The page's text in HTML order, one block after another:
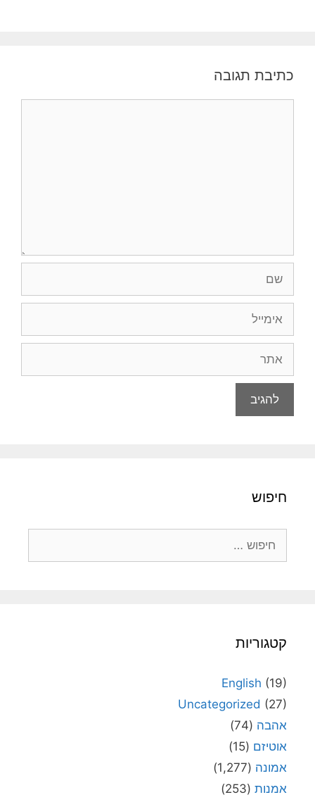
כתיבת תגובה
חיפוש
קטגוריות
English (19)
Uncategorized (27)
אהבה (74)
אוטיזם (15)
אמונה (1,277)
אמנות (253)